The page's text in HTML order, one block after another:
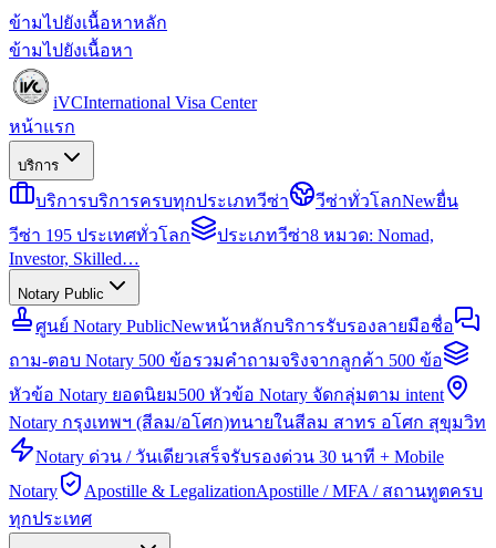
ข้ามไปยังเนื้อหาหลัก
ข้ามไปยังเนื้อหา
iVCInternational Visa Center
หน้าแรก
บริการ
บริการบริการครบทุกประเภทวีซ่า วีซ่าทั่วโลกNewยื่น
วีซ่า 195 ประเทศทั่วโลก
ประเภทวีซ่า8 หมวด: Nomad,
Investor, Skilled…
Notary Public
ศูนย์ Notary PublicNewหน้าหลักบริการรับรองลายมือชื่อ
ถาม-ตอบ Notary 500 ข้อรวมคำถามจริงจากลูกค้า 500 ข้อ
หัวข้อ Notary ยอดนิยม500 หัวข้อ Notary จัดกลุ่มตาม intent
Notary กรุงเทพฯ (สีลม/อโศก)ทนายในสีลม สาทร อโศก สุขุมวิท
Notary ด่วน / วันเดียวเสร็จรับรองด่วน 30 นาที + Mobile
Notary
Apostille & LegalizationApostille / MFA / สถานทูตครบ
ทุกประเทศ